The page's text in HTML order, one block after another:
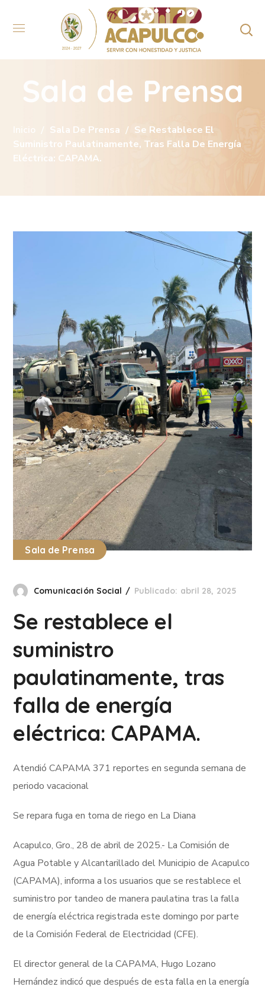
Sala de Prensa
Inicio Sala De Prensa
Se Restablece El
Suministro Paulatinamente, Tras Falla De Energía
Eléctrica: CAPAMA.
Sala de Prensa
Comunicación Social Publicado: abril 28, 2025
Se restablece el
suministro
paulatinamente, tras
falla de energía
eléctrica: CAPAMA.
Atendió CAPAMA 371 reportes en segunda semana de
periodo vacacional
Se repara fuga en toma de riego en La Diana
Acapulco, Gro., 28 de abril de 2025.- La Comisión de
Agua Potable y Alcantarillado del Municipio de Acapulco
(CAPAMA), informa a los usuarios que se restablece el
suministro por tandeo de manera paulatina tras la falla
de energía eléctrica registrada este domingo por parte
de la Comisión Federal de Electricidad (CFE).
El director general de la CAPAMA, Hugo Lozano
Hernández indicó que después de esta falla en la energía